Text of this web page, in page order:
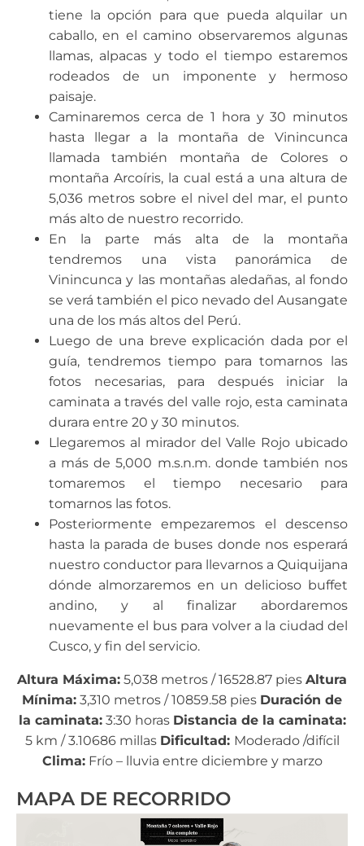
tiene la opción para que pueda alquilar un
caballo, en el camino observaremos algunas
llamas, alpacas y todo el tiempo estaremos
rodeados de un imponente y hermoso
paisaje.
Caminaremos cerca de 1 hora y 30 minutos
hasta llegar a la montaña de Vinincunca
llamada también montaña de Colores o
montaña Arcoíris, la cual está a una altura de
5,036 metros sobre el nivel del mar, el punto
más alto de nuestro recorrido.
En la parte más alta de la montaña
tendremos una vista panorámica de
Vinincunca y las montañas aledañas, al fondo
se verá también el pico nevado del Ausangate
una de los más altos del Perú.
Luego de una breve explicación dada por el
guía, tendremos tiempo para tomarnos las
fotos necesarias, para después iniciar la
caminata a través del valle rojo, esta caminata
durara entre 20 y 30 minutos.
Llegaremos al mirador del Valle Rojo ubicado
a más de 5,000 m.s.n.m. donde también nos
tomaremos el tiempo necesario para
tomarnos las fotos.
Posteriormente empezaremos el descenso
hasta la parada de buses donde nos esperará
nuestro conductor para llevarnos a Quiquijana
dónde almorzaremos en un delicioso buffet
andino, y al finalizar abordaremos
nuevamente el bus para volver a la ciudad del
Cusco, y fin del servicio.
Altura Máxima: 5,038 metros / 16528.87 pies Altura
Mínima: 3,310 metros / 10859.58 pies Duración de
la caminata:3:30 horas Distancia de la caminata:
5 km / 3.10686 millas Dificultad: Moderado /difícil
Clima:Frío – lluvia entre diciembre y marzo
MAPA DE RECORRIDO